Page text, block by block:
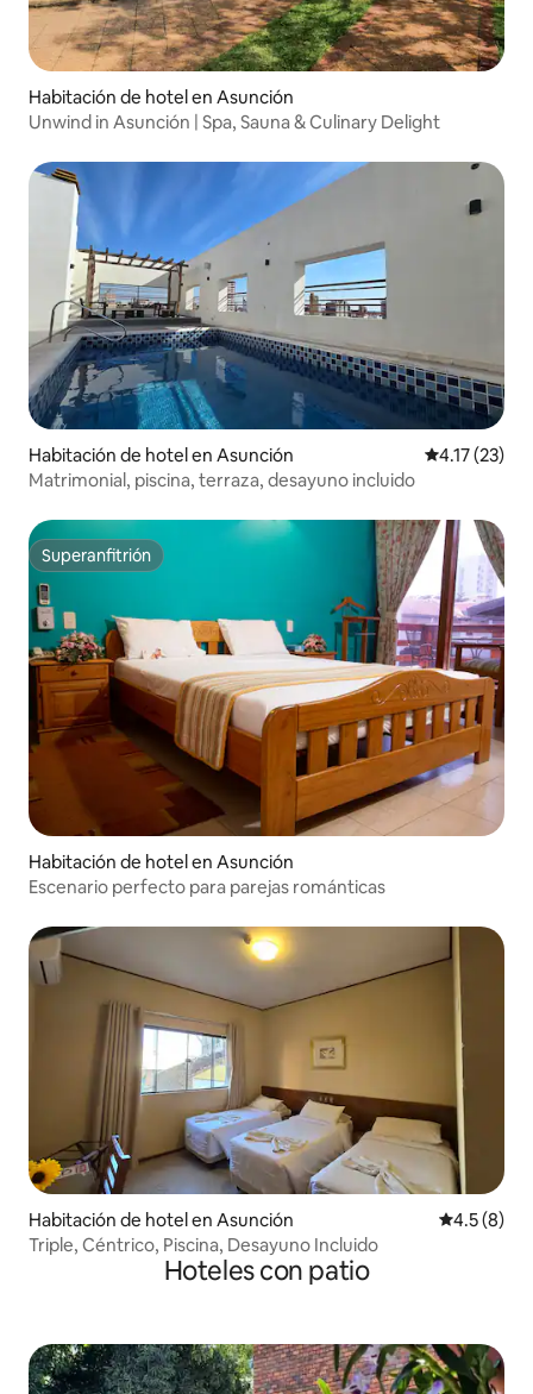
Habitación de hotel en Asunción
Unwind in Asunción | Spa, Sauna & Culinary Delight
Habitación de hotel en Asunción Calificación
4.17 (23)
Matrimonial, piscina, terraza, desayuno incluido
Superanfitrión
Superanfitrión
Habitación de hotel en Asunción
Escenario perfecto para parejas románticas
Habitación de hotel en Asunción
4.5 (8)
Triple, Céntrico, Piscina, Desayuno Incluido
Hoteles con patio